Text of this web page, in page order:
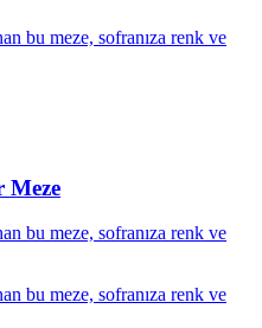
bu meze, sofranıza renk ve
Meze
bu meze, sofranıza renk ve
bu meze, sofranıza renk ve